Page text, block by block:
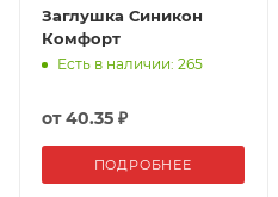
Заглушка Синикон
Комфорт
Есть в наличии: 265
от40.35 ₽
ПОДРОБНЕЕ